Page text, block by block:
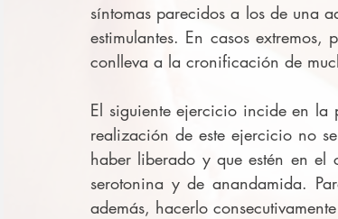
síntomas parecidos a los de una
estimulantes. En casos
conlleva a la cronificación de
El siguiente ejercicio incide en la
realización de este ejercicio no
haber liberado y que estén en el
serotonina y de anandamida.
además, hacerlo